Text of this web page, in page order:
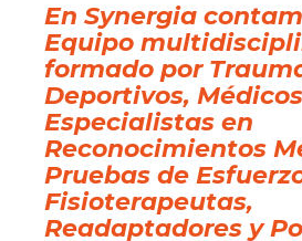
En Synergia
Equipo
formado por
Deportivos, Médicos
Especialistas en
Reconocimientos
Pruebas de
Fisioterapeutas,
Readaptadores y